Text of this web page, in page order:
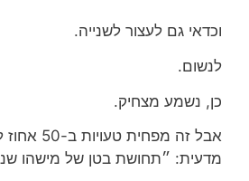
וכדאי גם לעצור לשנייה.
לנשום.
כן, נשמע מצחיק.
אבל זה
מדעית: ״תחושת בטן של מישהו